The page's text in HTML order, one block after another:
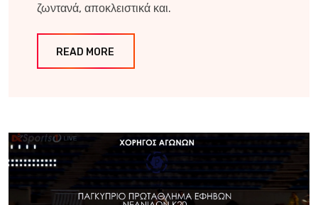
ζωντανά, αποκλειστικά και.
READ MORE